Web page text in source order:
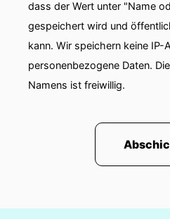
dass der Wert unter "Name
gespeichert wird und
kann. Wir speichern keine IP-
personenbezogene Daten.
Namens ist freiwillig.